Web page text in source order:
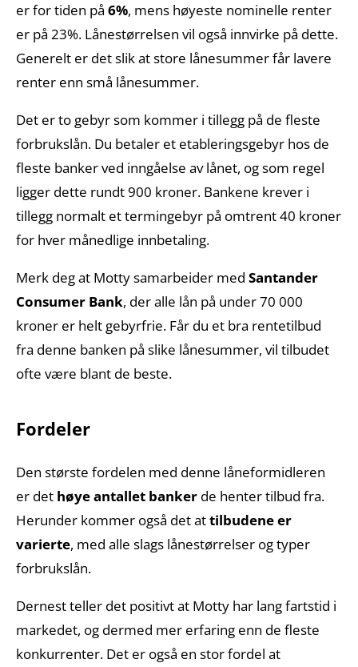
er for tiden på6%, mens høyeste nominelle renter
er på 23%. Lånestørrelsen vil også innvirke på dette.
Generelt er det slik at store lånesummer får lavere
renter enn små lånesummer.
Det er to gebyr som kommer i tillegg på de fleste
forbrukslån. Du betaler et etableringsgebyr hos de
fleste banker ved inngåelse av lånet, og som regel
ligger dette rundt 900 kroner. Bankene krever i
tillegg normalt et termingebyr på omtrent 40 kroner
for hver månedlige innbetaling.
Merk deg at Motty samarbeider medSantander
Consumer Bank, der alle lån på under 70 000
kroner er helt gebyrfrie. Får du et bra rentetilbud
fra denne banken på slike lånesummer, vil tilbudet
ofte være blant de beste.
Fordeler
Den største fordelen med denne låneformidleren
er det høye antallet banker de henter tilbud fra.
Herunder kommer også det attilbudene er
varierte, med alle slags lånestørrelser og typer
forbrukslån.
Dernest teller det positivt at Motty har lang fartstid i
markedet, og dermed mer erfaring enn de fleste
konkurrenter. Det er også en stor fordel at